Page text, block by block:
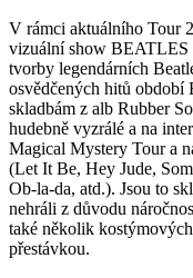
V rámci aktuálního Tour
vizuální show BEATLES
tvorby legendárních
osvědčených hitů období
skladbám z alb Rubber
hudebně vyzrálé a na
Magical Mystery Tour a
(Let It Be, Hey Jude,
Ob-la-da, atd.). Jsou to
nehráli z důvodu
také několik
přestávkou.